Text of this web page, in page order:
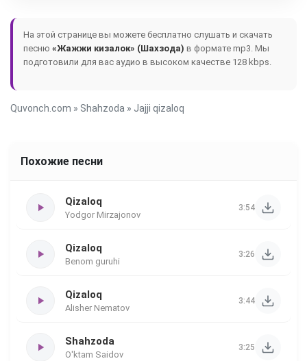
На этой странице вы можете бесплатно слушать и скачать
песню «Жажжи кизалок» (Шахзода) в формате mp3. Мы
подготовили для вас аудио в высоком качестве 128 kbps.
Quvonch.com » Shahzoda » Jajji qizaloq
Похожие песни
Qizaloq
Yodgor Mirzajonov
3:54
Qizaloq
Benom guruhi
3:26
Qizaloq
Alisher Nematov
3:44
Shahzoda
O'ktam Saidov
3:25